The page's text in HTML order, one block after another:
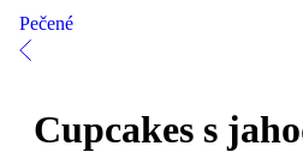
Pečené
Cupcakes s